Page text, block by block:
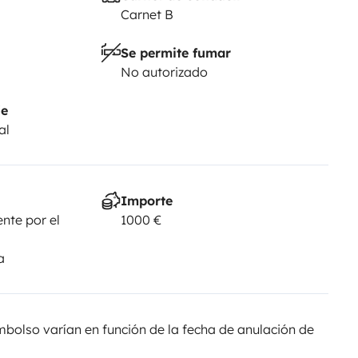
will be fully refunded at the
damage, the deposit will be
— driving experience is
be considered cancelled
Carnet B
Se permite fumar
No autorizado
por el
Importe
1000 €
varían en función de la fecha de anulación de